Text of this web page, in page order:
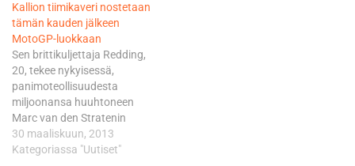
tarttumassa täkyyn, mutta
vain sillä ehdolla, että hän
ajaa kauden 2013 vielä
Moto3-luokassa ennen
siirtymistään Moto2:hteen.
Marc VDS:llä oli jo kuitenkin
kuljettaja, eli…
Kallion tiimikaveri nostetaan
tämän kauden jälkeen
MotoGP-luokkaan
Sen brittikuljettaja Redding,
20, tekee nykyisessä,
panimoteollisuudesta
miljoonansa huuhtoneen
Marc van den Stratenin
omistamassa ja Michael
Bartholemyn johtamassa
30 maaliskuun, 2013
Kategoriassa "Uutiset"